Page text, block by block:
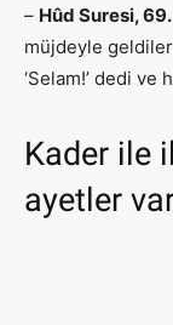
– Hûd Suresi,
müjdeyle
‘Selam!’ dedi ve
Kader ile
ayetler